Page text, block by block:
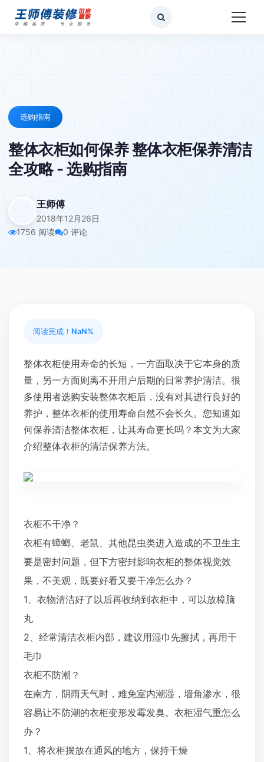
选购指南
整体衣柜如何保养 整体衣柜保养清洁
全攻略 - 选购指南
王师傅
2018年12月26日
1756 阅读
0 评论
阅读完成！ NaN%
整体衣柜使用寿命的长短，一方面取决于它本身的质
量，另一方面则离不开用户后期的日常养护清洁。很
多使用者选购安装整体衣柜后，没有对其进行良好的
养护，整体衣柜的使用寿命自然不会长久。您知道如
何保养清洁整体衣柜，让其寿命更长吗？本文为大家
介绍整体衣柜的清洁保养方法。
衣柜不干净？
衣柜有蟑螂、老鼠、其他昆虫类进入造成的不卫生主
要是密封问题，但下方密封影响衣柜的整体视觉效
果，不美观，既要好看又要干净怎么办？
1、衣物清洁好了以后再收纳到衣柜中，可以放樟脑
丸
2、经常清洁衣柜内部，建议用湿巾先擦拭，再用干
毛巾
衣柜不防潮？
在南方，阴雨天气时，难免室内潮湿，墙角渗水，很
容易让不防潮的衣柜变形发霉发臭。衣柜湿气重怎么
办？
1、将衣柜摆放在通风的地方，保持干燥